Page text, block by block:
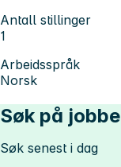
Antall stillinger
1
Arbeidsspråk
Norsk
Søk på
Søk senest i dag